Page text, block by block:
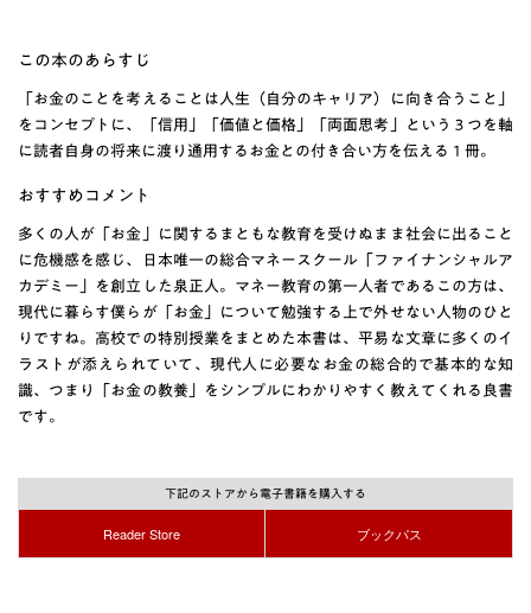
この本のあらすじ
「お金のことを考えることは人生（自分のキャリア）に向き合うこと」
をコンセプトに、「信用」「価値と価格」「両面思考」という３つを軸
に読者自身の将来に渡り通用するお金との付き合い方を伝える１冊。
おすすめコメント
多くの人が「お金」に関するまともな教育を受けぬまま社会に出ること
に危機感を感じ、日本唯一の総合マネースクール「ファイナンシャルア
カデミー」を創立した泉正人。マネー教育の第一人者であるこの方は、
現代に暮らす僕らが「お金」について勉強する上で外せない人物のひと
りですね。高校での特別授業をまとめた本書は、平易な文章に多くのイ
ラストが添えられていて、現代人に必要なお金の総合的で基本的な知
識、つまり「お金の教養」をシンプルにわかりやすく教えてくれる良書
です。
下記のストアから電子書籍を購入する
Reader Store ブックパス